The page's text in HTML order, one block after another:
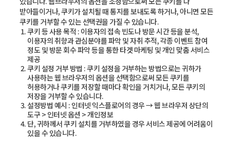
받아들이거나, 쿠키가 설치될 때 통지를 보내도록 하거나, 아니면 모든
쿠키를 거부할 수 있는 선택권을 가질 수 있습니다.
쿠키 등 사용 목적 : 이용자의 접속 빈도나 방문 시간 등을 분석,
이용자의 취향과 관심분야를 파악 및 자취 추적, 각종 이벤트 참여
정도 및 방문 회수 파악 등을 통한 타겟 마케팅 및 개인 맞춤 서비스
제공
쿠키 설정 거부 방법 : 쿠키 설정을 거부하는 방법으로는 귀하가
사용하는 웹 브라우저의 옵션을 선택함으로써 모든 쿠키를
허용하거나 쿠키를 저장할 때마다 확인을 거치거나, 모든 쿠키의
저장을 거부할 수 있습니다.
설정방법 예시 : 인터넷 익스플로어의 경우 → 웹 브라우저 상단의
도구 > 인터넷 옵션 > 개인정보
단, 귀하께서 쿠키 설치를 거부하였을 경우 서비스 제공에 어려움이
있을 수 있습니다.